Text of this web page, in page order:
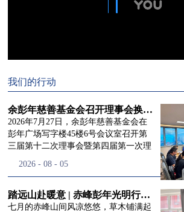
我们的行动
余彭年慈善基金会召开理事会换届会议
2026年7月27日，余彭年慈善基金会在
彭年广场写字楼45楼6号会议室召开第
三届第十二次理事会暨第四届第一次理
徐滨先生；副理事长兼秘书长彭志兵先
生、李玲辉先生、郭启兴先生及梅鑫先
生，现场列席人员:监事孙海跃先生，联
2026 - 08 - 05
踏远山赴暖意 | 赤峰彭年光明行动启程，入户回访接住乡亲眼底的光亮
七月的赤峰山间风凉悠悠，草木铺满起